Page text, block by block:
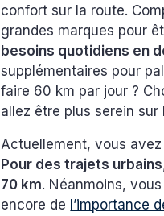
confort sur la route.
grandes marques pour
besoins quotidiens en
supplémentaires pour
faire 60 km par jour ?
allez être plus serein sur
Actuellement, vous
Pour des trajets
70 km. Néanmoins,
encore de l’importance